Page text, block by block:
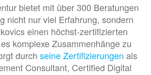
bietet mit über 300 Beratungen
nicht nur viel Erfahrung, sondern
einen höchst-zertifizierten
komplexe Zusammenhänge zu
durch seine Zertifizierungen als
Consultant, Certified Digital